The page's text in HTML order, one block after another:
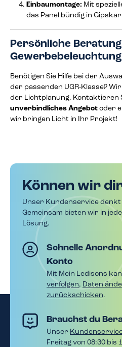
Einbaumontage: Mit
das Panel bündig in
Persönliche
Gewerbebeleuchtung
Benötigen Sie Hilfe bei der
der passenden UGR-Klasse?
der Lichtplanung. Kontaktieren
unverbindliches Angebot oder
wir bringen Licht in Ihr Projekt!
Können wir
Unser Kundenservice
Gemeinsam bieten wir in
Lösung.
Schnelle
Konto
Mit Mein Ledisons
verfolgen, Daten
zurückschicken.
Brauchst du
Unser
Freitag von 08:30 bis